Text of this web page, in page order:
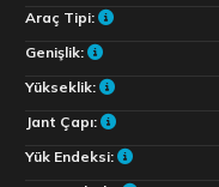
Araç Tipi:
Genişlik:
Yükseklik:
Jant Çapı:
Yük Endeksi: